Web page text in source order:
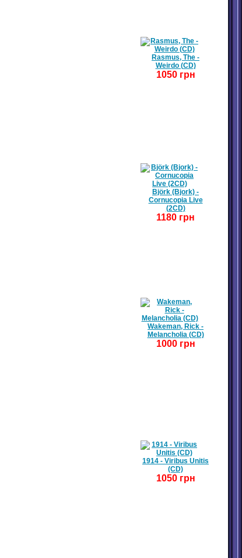
Rasmus, The -
Weirdo (CD)
1050 грн
Björk (Bjork) -
Cornucopia Live
(2CD)
1180 грн
Wakeman, Rick -
Melancholia (CD)
1000 грн
1914 - Viribus Unitis
(CD)
1050 грн